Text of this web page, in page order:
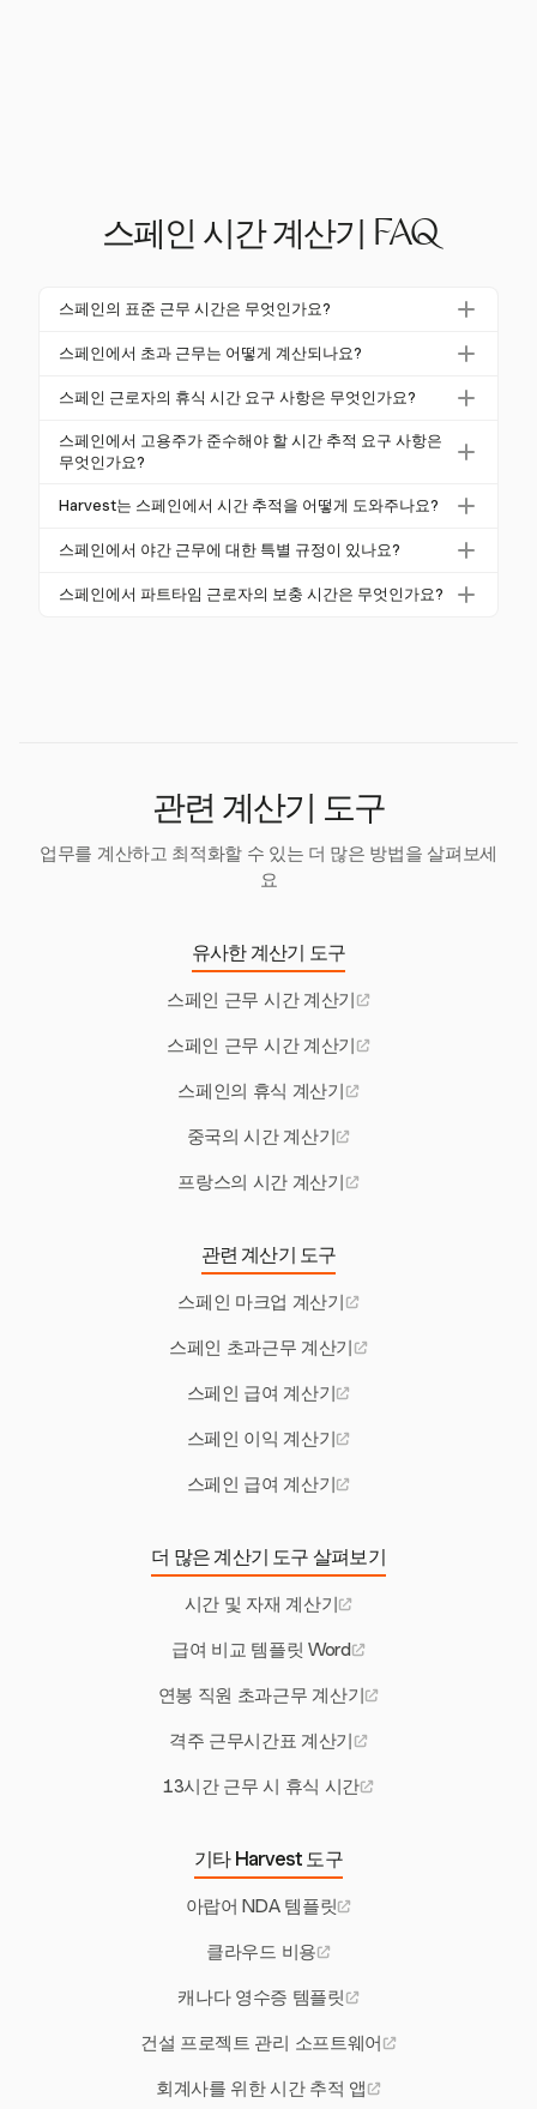
스페인 시간 계산기 FAQ
스페인의 표준 근무 시간은 무엇인가요?
스페인에서 최대 표준 근무 시간은 주당 40시간이며, 1
5시간으로 줄어듭니다. 일일 한도는 협약에 따라 달리
스페인에서 초과 근무는 어떻게 계산되나요?
스페인에서 초과 근무는 주당 40시간을 초과하는 모든
계약 또는 단체 협약에 따라 프리미엄 요율로 보상되거
나 동등한 휴식 시간으로 보상되어야 합니다.
스페인 근로자의 휴식 시간 요구 사항은 무엇인가요?
근로자는 주당 최소 1.5일의 연속 휴식을 받을 권리가
있으며, 일반적으로 일요일을 포함합니다. 또한, 근무
후 15분의 휴식이 필요합니다.
스페인에서 고용주가 준수해야 할 시간 추적 요구 사항은
무엇인가요?
고용주는 각 직원의 근무일에 대한 시작 및 종료 시간
스템이 의무화됩니다. 기록은 4년 동안 보관해야 하며,
Harvest는 스페인에서 시간 추적을 어떻게 도와주나요?
Harvest는 국제 팀의 요구에 맞게 조정할 수 있는 유연
로 관리하고 모니터링할 수 있도록 돕습니다. 그러나
스페인에서 야간 근무에 대한 특별 규정이 있나요?
네, 오후 10시부터 오전 6시 사이에 수행되는 근무는
스페인에서 파트타임 근로자의 보충 시간은 무엇인가요?
관련 계산기 도구
업무를 계산하고 최적화할 수 있는 더 많은 방법을 살펴보세
요
유사한 계산기 도구
스페인 근무 시간 계산기
스페인 근무 시간 계산기
스페인의 휴식 계산기
중국의 시간 계산기
프랑스의 시간 계산기
관련 계산기 도구
스페인 마크업 계산기
스페인 초과근무 계산기
스페인 급여 계산기
스페인 이익 계산기
스페인 급여 계산기
더 많은 계산기 도구 살펴보기
시간 및 자재 계산기
급여 비교 템플릿 Word
연봉 직원 초과근무 계산기
격주 근무시간표 계산기
13시간 근무 시 휴식 시간
기타 Harvest 도구
아랍어 NDA 템플릿
클라우드 비용
캐나다 영수증 템플릿
건설 프로젝트 관리 소프트웨어
회계사를 위한 시간 추적 앱